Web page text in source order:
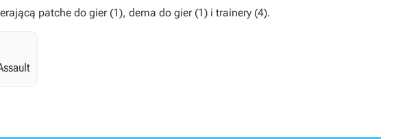
patche do gier (1), dema do gier (1) i trainery (4).